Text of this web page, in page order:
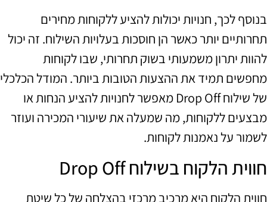
בנוסף לכך, חנויות יכולות להציע ללקוחות מחירים
תחרותיים יותר כאשר הן חוסכות בעלויות השילוח. זה יכול
להוות יתרון משמעותי בשוק תחרותי, שבו לקוחות
מחפשים תמיד את ההצעות הטובות ביותר. המודל הכלכלי
של שילוח Drop Off מאפשר לחנויות להציע הנחות או
מבצעים ללקוחות, מה שמעלה את שיעורי המכירה ועוזר
לשמור על נאמנות לקוחות.
חווית הלקוח בשילוח Drop Off
חווית הלקוח היא מרכיב מרכזי בהצלחה של כל שיטת